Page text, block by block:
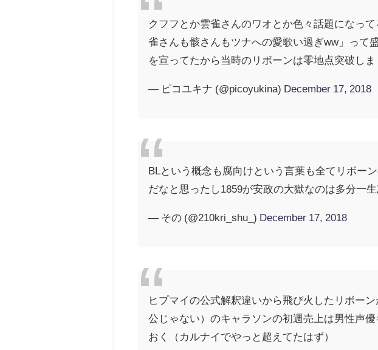
クフフとか雲雀さんのワオとか色々話題になっ
雀さんも骸さんもツナへの愛歌い過ぎww」って
を宣ってたから当時のリボーンは零地点突破しま
— ピコユキナ (@picoyukina) December 17, 2018
BLという概念も腐向けという言葉も全てリボー
だなと思ったし1859が安政の大獄なのは多分一
— その (@210kri_shu_) December 17, 2018
ヒプマイの公式解釈違いから飛び火したリボー
公じゃない）のキャラソンの初週売上は男性声
おく（カルナイでやっと超えてたはず）